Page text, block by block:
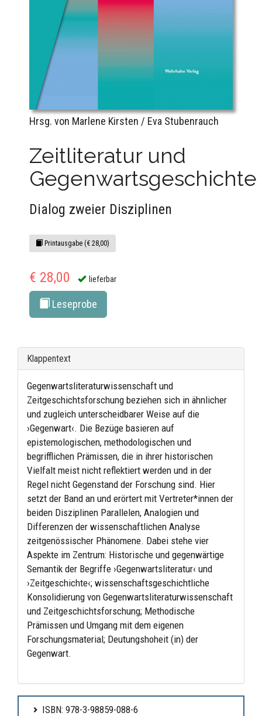
Hrsg. von Marlene Kirsten / Eva Stubenrauch
Zeitliteratur und
Gegenwartsgeschichte
Dialog zweier Disziplinen
Printausgabe (€ 28,00)
€ 28,00 lieferbar
Leseprobe
Klappentext
Gegenwartsliteraturwissenschaft und
Zeitgeschichtsforschung beziehen sich in ähnlicher
und zugleich unterscheidbarer Weise auf die
›Gegenwart‹. Die Bezüge basieren auf
epistemologischen, methodologischen und
begrifflichen Prämissen, die in ihrer historischen
Vielfalt meist nicht reflektiert werden und in der
Regel nicht Gegenstand der Forschung sind. Hier
setzt der Band an und erörtert mit Vertreter*innen der
beiden Disziplinen Parallelen, Analogien und
Differenzen der wissenschaftlichen Analyse
zeitgenössischer Phänomene. Dabei stehe vier
Aspekte im Zentrum: Historische und gegenwärtige
Semantik der Begriffe ›Gegenwartsliteratur‹ und
›Zeitgeschichte‹; wissenschaftsgeschichtliche
Konsolidierung von Gegenwartsliteraturwissenschaft
und Zeitgeschichtsforschung; Methodische
Prämissen und Umgang mit dem eigenen
Forschungsmaterial; Deutungshoheit (in) der
Gegenwart.
ISBN: 978-3-98859-088-6